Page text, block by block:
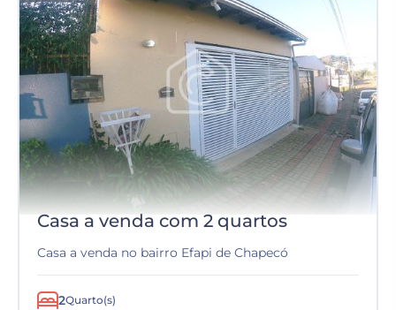
Casa a venda com 2 quartos
Casa a venda no bairro Efapi de Chapecó
2Quarto(s)